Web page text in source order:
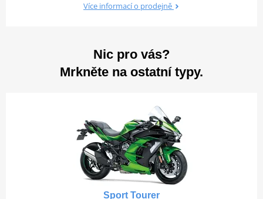
Více informací o prodejně
Nic pro vás?
Mrkněte na ostatní typy.
Sport Tourer